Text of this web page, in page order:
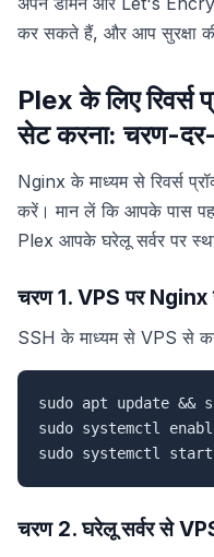
कर सकते हैं, और आप सुरक्षा
Plex के लिए
सेट करना: चरण-
Nginx के माध्यम से रिवर्स
करें। मान लें कि आपके पास
Plex आपके घरेलू सर्वर पर
चरण 1. VPS पर Nginx
SSH के माध्यम से VPS से
sudo apt update
sudo systemctl
sudo systemctl
चरण 2. घरेलू सर्वर से